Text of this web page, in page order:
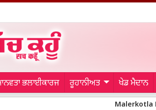
ਭਲਾਈਕਾਰਜ ਰੂਹਾਨੀਅਤ ਖੇਡ ਮੈਦਾਨ
Malerkotla Police: